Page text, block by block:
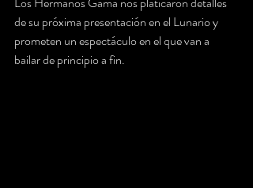
de su próxima presentación en el Lunario y
prometen un espectáculo en el que van a
bailar de principio a fin.